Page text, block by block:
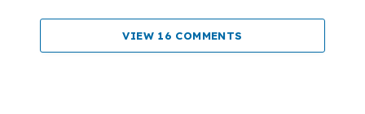
VIEW 16 COMMENTS